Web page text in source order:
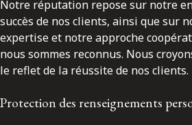
Notre réputation repose sur notre
succès de nos clients, ainsi que sur
expertise et notre approche
nous sommes reconnus. Nous
le reflet de la réussite de nos clients.
Protection des renseignements